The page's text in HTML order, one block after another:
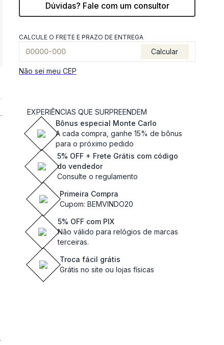
Dúvidas? Fale com um consultor
CALCULE O FRETE E PRAZO DE ENTREGA
Calcular
Não sei meu CEP
EXPERIÊNCIAS QUE SURPREENDEM
Bônus especial Monte Carlo
A cada compra, ganhe 15% de bônus
para o próximo pedido
5% OFF + Frete Grátis com código
do vendedor
Consulte o regulamento
Primeira Compra
Cupom: BEMVINDO20
5% OFF com PIX
Não válido para relógios de marcas
terceiras.
Troca fácil grátis
Grátis no site ou lojas físicas